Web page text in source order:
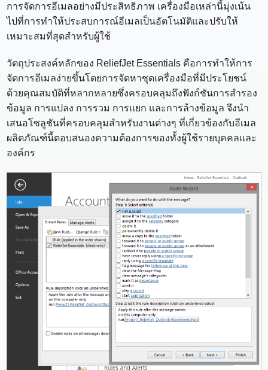
การจัดการอีเมลอย่างมีประสิทธิภาพ เครื่องมือเหล่านี้มุ่งเน้น
ไปที่การทำให้ประสบการณ์อีเมลเป็นอัตโนมัติและปรับให้
เหมาะสมที่สุดสำหรับผู้ใช้
วัตถุประสงค์หลักของ ReliefJet Essentials คือการทำให้การ
จัดการอีเมลง่ายขึ้นโดยการจัดหาชุดเครื่องมือที่มีประโยชน์
ด้วยคุณสมบัติที่หลากหลายซึ่งครอบคลุมถึงฟังก์ชันการสำรอง
ข้อมูล การแปลง การรวม การแยก และการล้างข้อมูล จึงนำ
เสนอโซลูชันที่ครอบคลุมสำหรับงานต่างๆ ที่เกี่ยวข้องกับอีเมล
ผลิตภัณฑ์นี้ตอบสนองความต้องการของทั้งผู้ใช้รายบุคคลและ
องค์กร